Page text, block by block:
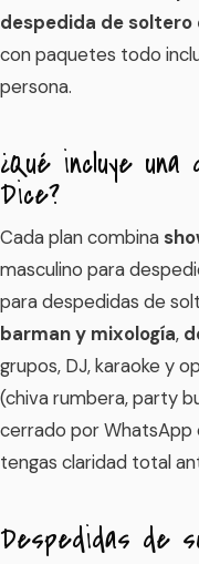
despedida de soltero
con paquetes todo
persona.
¿Qué incluye
Dice?
Cada plan combina
masculino para
para despedidas de
barman y mixología,
grupos, DJ, karaoke y
(chiva rumbera, party
cerrado por WhatsApp
tengas claridad total
Despedidas de